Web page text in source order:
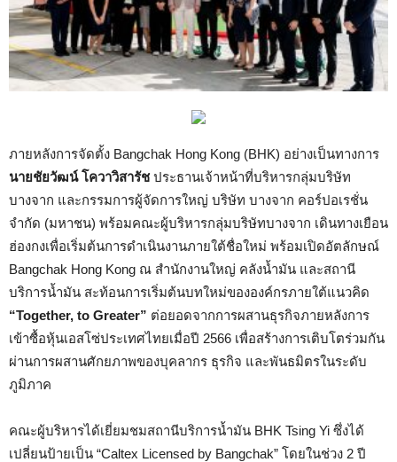
ภายหลังการจัดตั้ง Bangchak Hong Kong (BHK) อย่างเป็นทางการ
นายชัยวัฒน์ โควาวิสารัชประธานเจ้าหน้าที่บริหารกลุ่มบริษัท
บางจาก และกรรมการผู้จัดการใหญ่ บริษัท บางจาก คอร์ปอเรชั่น
จำกัด (มหาชน) พร้อมคณะผู้บริหารกลุ่มบริษัทบางจาก เดินทางเยือน
ฮ่องกงเพื่อเริ่มต้นการดำเนินงานภายใต้ชื่อใหม่ พร้อมเปิดอัตลักษณ์
Bangchak Hong Kong ณ สำนักงานใหญ่ คลังน้ำมัน และสถานี
บริการน้ำมัน สะท้อนการเริ่มต้นบทใหม่ขององค์กรภายใต้แนวคิด
“Together, to Greater” ต่อยอดจากการผสานธุรกิจภายหลังการ
เข้าซื้อหุ้นเอสโซ่ประเทศไทยเมื่อปี 2566 เพื่อสร้างการเติบโตร่วมกัน
ผ่านการผสานศักยภาพของบุคลากร ธุรกิจ และพันธมิตรในระดับ
ภูมิภาค
คณะผู้บริหารได้เยี่ยมชมสถานีบริการน้ำมัน BHK Tsing Yi ซึ่งได้
เปลี่ยนป้ายเป็น “Caltex Licensed by Bangchak” โดยในช่วง 2 ปี